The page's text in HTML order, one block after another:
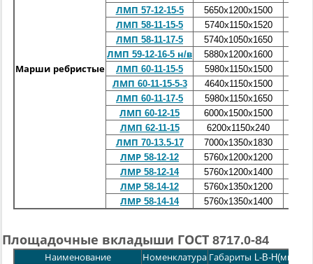
Марши ребристые
ЛМП 57-12-15-5
5650х1200х1500
ЛМП 58-11-15-5
5740х1150х1520
ЛМП 58-11-17-5
5740х1050х1650
ЛМП 59-12-16-5 н/в
5880х1200х1600
ЛМП 60-11-15-5
5980х1150х1500
ЛМП 60-11-15-5-3
4640х1150х1500
ЛМП 60-11-17-5
5980х1150х1650
ЛМП 60-12-15
6000х1500х1500
ЛМП 62-11-15
6200х1150х240
ЛМП 70-13.5-17
7000х1350х1830
ЛМР 58-12-12
5760х1200х1200
ЛМР 58-12-14
5760х1200х1400
ЛМР 58-14-12
5760х1350х1200
ЛМР 58-14-14
5760х1350х1400
Площадочные вкладыши ГОСТ 8717.0-84
Наименование Номенклатура Габариты L-B-H(мм)